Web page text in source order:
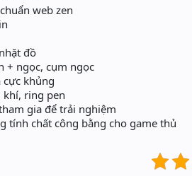
web zen
đồ
+ ngọc, cụm ngọc
cực khủng
khí, ring pen
gia để trải nghiệm
tính chất công bằng cho game thủ